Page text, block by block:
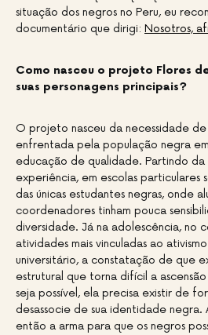
situação dos negros no Peru, eu
documentário que dirigi: Nosotros,
Como nasceu o projeto Flores
suas personagens principais?
O projeto nasceu da necessidade
enfrentada pela população negra
educação de qualidade. Partindo da
experiência, em escolas particulares
das únicas estudantes negras, onde
coordenadores tinham pouca
diversidade. Já na adolescência, no
atividades mais vinculadas ao
universitário, a constatação de que
estrutural que torna difícil a
seja possível, ela precisa existir de
desassocie de sua identidade
então a arma para que os negros